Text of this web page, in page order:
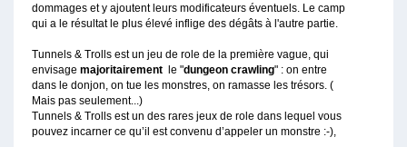
dommages et y ajoutent leurs modificateurs éventuels. Le camp
qui a le résultat le plus élevé inflige des dégâts à l'autre partie.
Tunnels & Trolls est un jeu de role de la première vague, qui
envisage majoritairement le "dungeon crawling" : on entre
dans le donjon, on tue les monstres, on ramasse les trésors. (
Mais pas seulement...)
Tunnels & Trolls est un des rares jeux de role dans lequel vous
pouvez incarner ce qu’il est convenu d’appeler un monstre :-),